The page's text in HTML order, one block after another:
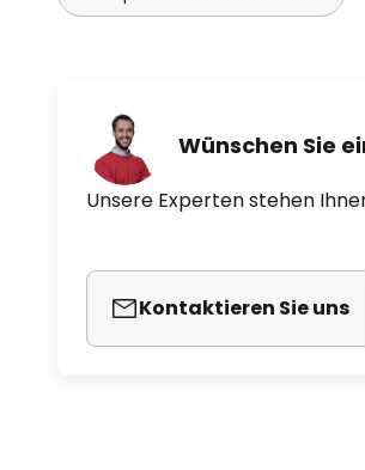
Wünschen Sie
Unsere Experten stehen
Kontaktieren Sie uns